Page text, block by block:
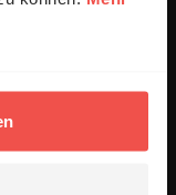
Wir behalten
auf